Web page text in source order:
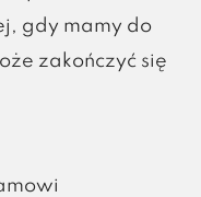
gdy mamy do
zakończyć się